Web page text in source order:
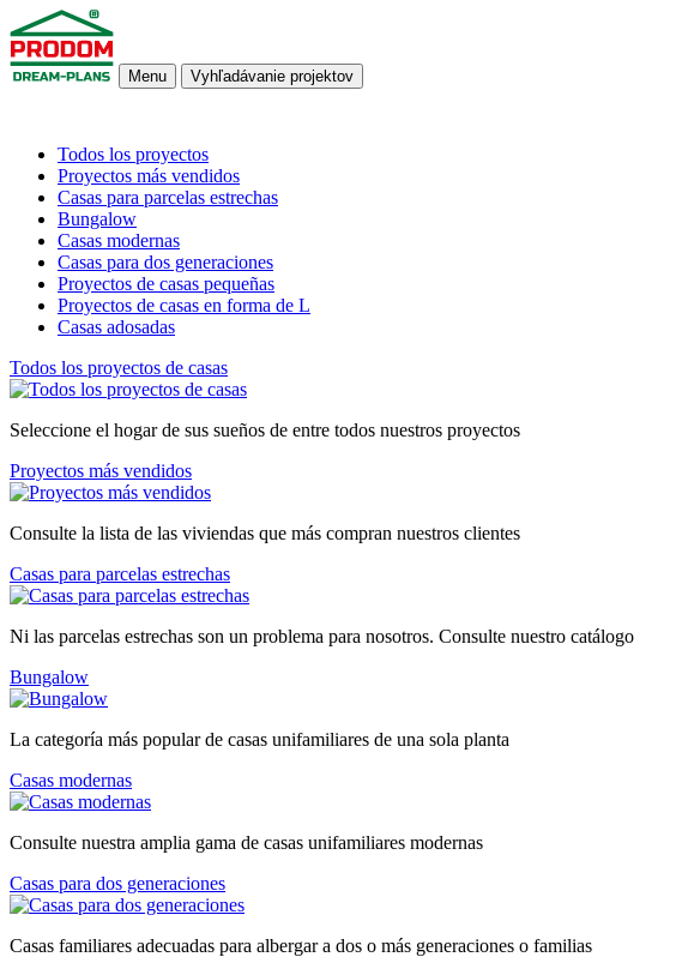
Menu Vyhľadávanie projektov
Todos los proyectos
Proyectos más vendidos
Casas para parcelas estrechas
Bungalow
Casas modernas
Casas para dos generaciones
Proyectos de casas pequeñas
Proyectos de casas en forma de L
Casas adosadas
Todos los proyectos de casas
Seleccione el hogar de sus sueños de entre todos nuestros proyectos
Proyectos más vendidos
Consulte la lista de las viviendas que más compran nuestros clientes
Casas para parcelas estrechas
Ni las parcelas estrechas son un problema para nosotros. Consulte nuestro catálogo
Bungalow
La categoría más popular de casas unifamiliares de una sola planta
Casas modernas
Consulte nuestra amplia gama de casas unifamiliares modernas
Casas para dos generaciones
Casas familiares adecuadas para albergar a dos o más generaciones o familias